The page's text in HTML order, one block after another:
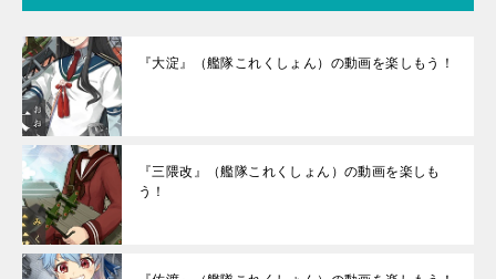
『大淀』（艦隊これくしょん）の動画を楽しもう！
『三隈改』（艦隊これくしょん）の動画を楽しも
う！